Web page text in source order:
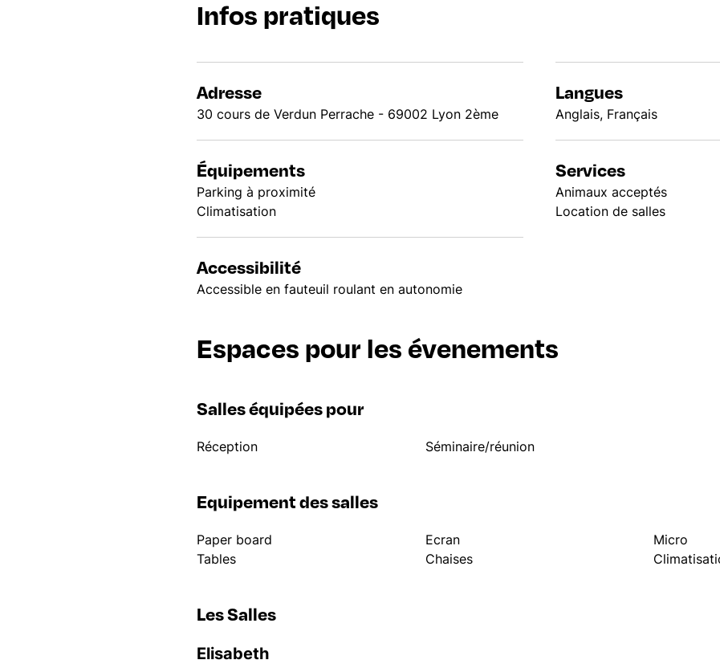
Infos pratiques
Adresse
30 cours de Verdun Perrache - 69002 Lyon 2ème
Langues
Anglais, Français
Équipements
Parking à proximité
Climatisation
Services
Animaux acceptés
Location de salles
Accessibilité
Accessible en fauteuil roulant en autonomie
Espaces pour les évenements
Salles équipées pour
Réception Séminaire/réunion
Equipement des salles
Paper board Ecran
Micro
Tables
Chaises
Les Salles
Elisabeth